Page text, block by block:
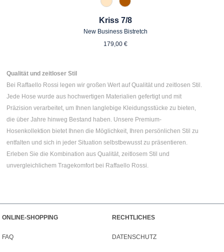
325 Crema
631 Zimt
Kriss 7/8
New Business Bistretch
Regulärer Preis:
179,00 €
Qualität und zeitloser Stil
Bei Raffaello Rossi legen wir großen Wert auf Qualität und zeitlosen Stil.
Jede Hose wurde aus hochwertigen Materialien gefertigt und mit
Präzision verarbeitet, um Ihnen langlebige Kleidungsstücke zu bieten,
die über Jahre hinweg Bestand haben. Unsere Premium-
Hosenkollektion bietet Ihnen die Möglichkeit, Ihren persönlichen Stil zu
entfalten und sich in jeder Situation selbstbewusst zu präsentieren.
Erleben Sie die Kombination aus Qualität, zeitlosem Stil und
unvergleichlichem Tragekomfort bei Raffaello Rossi.
ONLINE-SHOPPING
FAQ
RECHTLICHES
DATENSCHUTZ